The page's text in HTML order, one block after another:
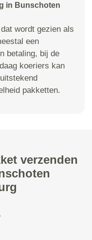
in Bunschoten
wordt gezien als
een
betaling, bij de
koeriers kan
pakketten.
verzenden